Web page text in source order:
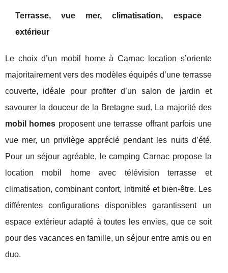
Terrasse, vue mer, climatisation, espace
extérieur
Le choix d’un mobil home à Carnac location s’oriente
majoritairement vers des modèles équipés d’une terrasse
couverte, idéale pour profiter d’un salon de jardin et
savourer la douceur de la Bretagne sud. La majorité des
mobil homes proposent une terrasse offrant parfois une
vue mer, un privilège apprécié pendant les nuits d’été.
Pour un séjour agréable, le camping Carnac propose la
location mobil home avec télévision terrasse et
climatisation, combinant confort, intimité et bien-être. Les
différentes configurations disponibles garantissent un
espace extérieur adapté à toutes les envies, que ce soit
pour des vacances en famille, un séjour entre amis ou en
duo.